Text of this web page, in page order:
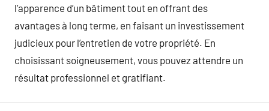
l’apparence d’un bâtiment tout en offrant des
avantages à long terme, en faisant un investissement
judicieux pour l’entretien de votre propriété. En
choisissant soigneusement, vous pouvez attendre un
résultat professionnel et gratifiant.